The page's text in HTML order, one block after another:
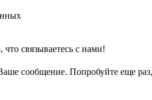
связываетесь с нами!
сообщение. Попробуйте еще